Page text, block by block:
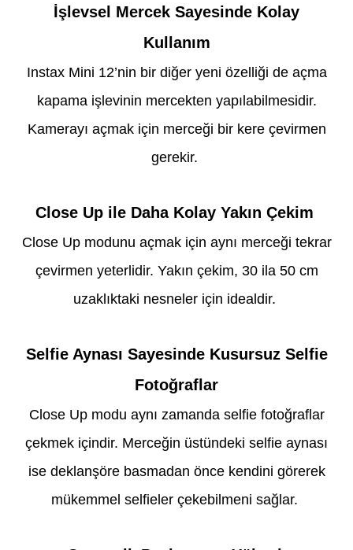
İşlevsel Mercek Sayesinde Kolay
Kullanım
Instax Mini 12’nin bir diğer yeni özelliği de açma
kapama işlevinin mercekten yapılabilmesidir.
Kamerayı açmak için merceği bir kere çevirmen
gerekir.
Close Up ile Daha Kolay Yakın Çekim
Close Up modunu açmak için aynı merceği tekrar
çevirmen yeterlidir. Yakın çekim, 30 ila 50 cm
uzaklıktaki nesneler için idealdir.
Selfie Aynası Sayesinde Kusursuz Selfie
Fotoğraflar
Close Up modu aynı zamanda selfie fotoğraflar
çekmek içindir. Merceğin üstündeki selfie aynası
ise deklanşöre basmadan önce kendini görerek
mükemmel selfieler çekebilmeni sağlar.